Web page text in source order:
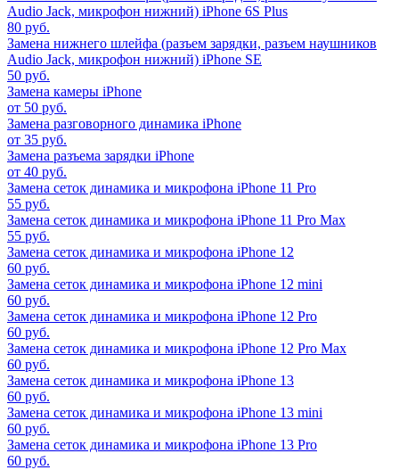
Audio Jack, микрофон нижний) iPhone 6S Plus
80 руб.
Замена нижнего шлейфа (разъем зарядки, разъем наушников
Audio Jack, микрофон нижний) iPhone SE
50 руб.
Замена камеры iPhone
от 50 руб.
Замена разговорного динамика iPhone
от 35 руб.
Замена разъема зарядки iPhone
от 40 руб.
Замена сеток динамика и микрофона iPhone 11 Pro
55 руб.
Замена сеток динамика и микрофона iPhone 11 Pro Max
55 руб.
Замена сеток динамика и микрофона iPhone 12
60 руб.
Замена сеток динамика и микрофона iPhone 12 mini
60 руб.
Замена сеток динамика и микрофона iPhone 12 Pro
60 руб.
Замена сеток динамика и микрофона iPhone 12 Pro Max
60 руб.
Замена сеток динамика и микрофона iPhone 13
60 руб.
Замена сеток динамика и микрофона iPhone 13 mini
60 руб.
Замена сеток динамика и микрофона iPhone 13 Pro
60 руб.